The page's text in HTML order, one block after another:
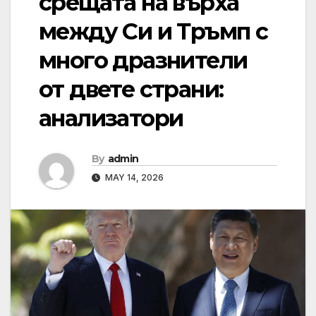
между Си и Тръмп с
много дразнители
от двете страни:
анализатори
By admin
MAY 14, 2026